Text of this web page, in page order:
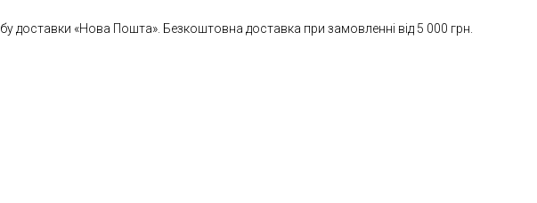
доставки «Нова Пошта». Безкоштовна доставка при замовленні від 5 000 грн.